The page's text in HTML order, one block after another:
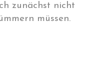
zunächst nicht
müssen.